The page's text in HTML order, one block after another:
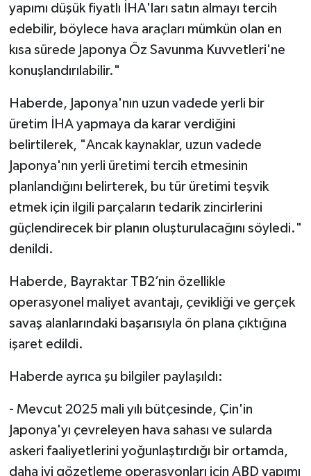
yapımı düşük fiyatlı İHA'ları satın almayı tercih
edebilir, böylece hava araçları mümkün olan en
kısa sürede Japonya Öz Savunma Kuvvetleri'ne
konuşlandırılabilir."
Haberde, Japonya'nın uzun vadede yerli bir
üretim İHA yapmaya da karar verdiğini
belirtilerek, "Ancak kaynaklar, uzun vadede
Japonya'nın yerli üretimi tercih etmesinin
planlandığını belirterek, bu tür üretimi teşvik
etmek için ilgili parçaların tedarik zincirlerini
güçlendirecek bir planın oluşturulacağını söyledi."
denildi.
Haberde, Bayraktar TB2’nin özellikle
operasyonel maliyet avantajı, çevikliği ve gerçek
savaş alanlarındaki başarısıyla ön plana çıktığına
işaret edildi.
Haberde ayrıca şu bilgiler paylaşıldı:
- Mevcut 2025 mali yılı bütçesinde, Çin'in
Japonya'yı çevreleyen hava sahası ve sularda
askeri faaliyetlerini yoğunlaştırdığı bir ortamda,
daha iyi gözetleme operasyonları için ABD yapımı